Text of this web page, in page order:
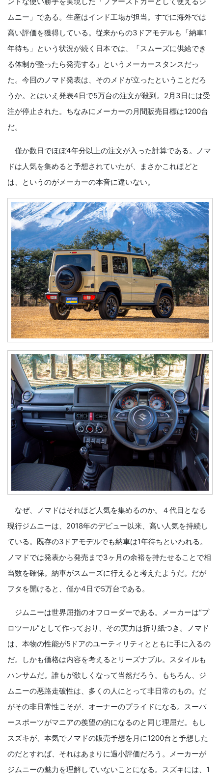
ムニー」である。生産はインド工場が担当。すでに海外では
高い評価を獲得している。従来からの3ドアモデルも「納車1
年待ち」という状況が続く日本では、「スムーズに供給でき
る体制が整ったら発売する」というメーカースタンスだっ
た。今回のノマド発表は、そのメドが立ったということだろ
うか。とはいえ発表4日で5万台の注文が殺到。2月3日には受
注が停止された。ちなみにメーカーの月間販売目標は1200台
だ。
僅か数日でほぼ4年分以上の注文が入った計算である。ノマ
ドは人気を集めると予想されていたが、まさかこれほどと
は、というのがメーカーの本音に違いない。
なぜ、ノマドはそれほど人気を集めるのか。４代目となる
現行ジムニーは、2018年のデビュー以来、高い人気を持続し
ている。既存の3ドアモデルでも納車は1年待ちといわれる。
ノマドでは発表から発売まで3ヶ月の余裕を持たせることで相
当数を確保。納車がスムーズに行えると考えたようだ。だが
フタを開けると、僅か4日で5万台である。
ジムニーは世界屈指のオフローダーである。メーカーは“プ
ロツール”として作っており、その実力は折り紙つき。ノマド
は、本物の性能が5ドアのユーティリティとともに手に入るの
だ。しかも価格は内容を考えるとリーズナブル。スタイルも
ハンサムだ。誰もが欲しくなって当然だろう。もちろん、ジ
ムニーの悪路走破性は、多くの人にとって非日常のもの。だ
がその非日常性こそが、オーナーのプライドになる。スーパ
ースポーツがマニアの羨望の的になるのと同じ理屈だ。もし
スズキが、本気でノマドの販売予想を月に1200台と予想した
のだとすれば、それはあまりに過小評価だろう。メーカーが
ジムニーの魅力を理解していないことになる。スズキには、1